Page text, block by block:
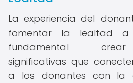
La experiencia del
fomentar la lealtad a
fundamental crear
significativas que
a los donantes con la